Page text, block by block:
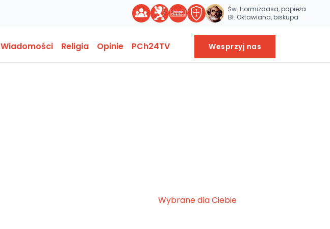
Św. Hormizdasa, papieża
Bł. Oktawiana, biskupa
Wiadomości Religia Opinie PCh24TV Wesprzyj nas
Wybrane dla Ciebie